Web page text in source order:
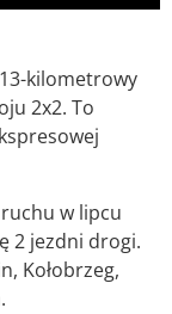
kilometrowy
2x2. To
w lipcu
2 jezdni drogi.
Kołobrzeg,